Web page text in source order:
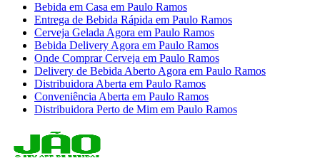
Bebida em Casa em Paulo Ramos
Entrega de Bebida Rápida em Paulo Ramos
Cerveja Gelada Agora em Paulo Ramos
Bebida Delivery Agora em Paulo Ramos
Onde Comprar Cerveja em Paulo Ramos
Delivery de Bebida Aberto Agora em Paulo Ramos
Distribuidora Aberta em Paulo Ramos
Conveniência Aberta em Paulo Ramos
Distribuidora Perto de Mim em Paulo Ramos